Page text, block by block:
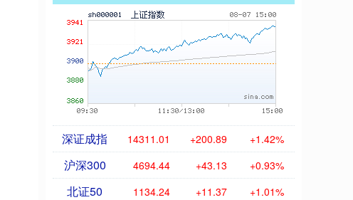
深证成指 14311.01 +200.89 +1.42%
沪深300 4694.44 +43.13 +0.93%
北证50 1134.24 +11.37 +1.01%